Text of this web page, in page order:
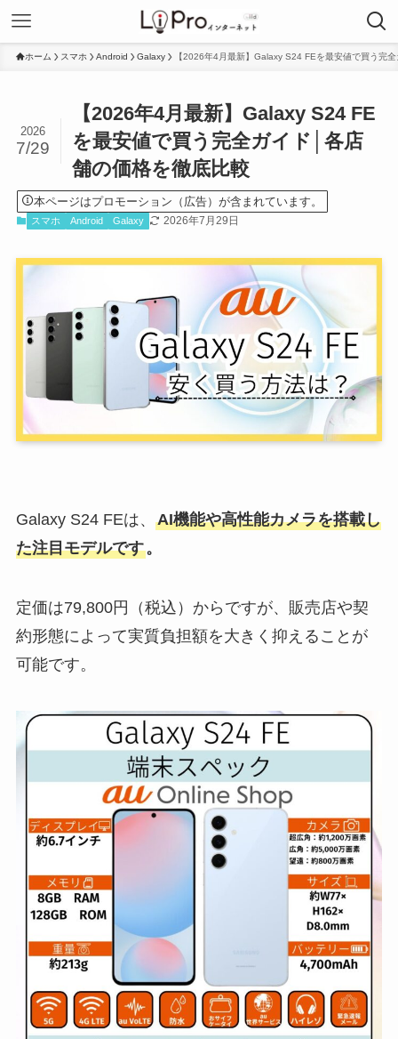
ホーム スマホ Android Galaxy 【2026年4月最新】Galaxy S24 FEを最安値で買う完
【2026年4月最新】Galaxy S24 FE
を最安値で買う完全ガイド│各店
舗の価格を徹底比較
2026
7/29
本ページはプロモーション（広告）が含まれています。
スマホ Android Galaxy 2026年7月29日
Galaxy S24 FEは、 AI機能や高性能カメラを搭載し
た注目モデルです。
定価は79,800円（税込）からですが、販売店や契
約形態によって実質負担額を大きく抑えることが
可能です。